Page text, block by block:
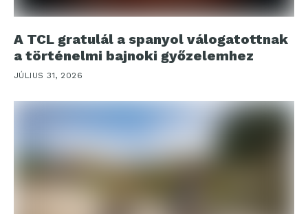
A TCL gratulál a spanyol válogatottnak
a történelmi bajnoki győzelemhez
JÚLIUS 31, 2026